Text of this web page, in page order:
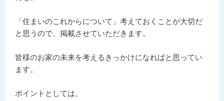
「住まいのこれからについて」考えておくことが大切だ
と思うので、掲載させていただきます。
皆様のお家の未来を考えるきっかけになればと思ってい
ます。
ポイントとしては、